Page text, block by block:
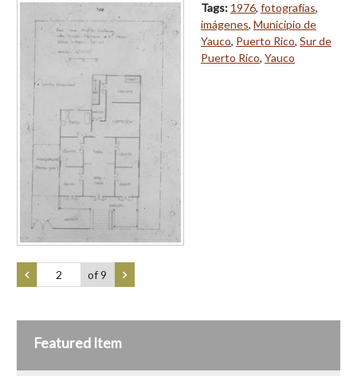
Tags: 1976, fotografías,
imágenes, Municipio de
Yauco, Puerto Rico, Sur de
Puerto Rico, Yauco
of 9
Featured Item